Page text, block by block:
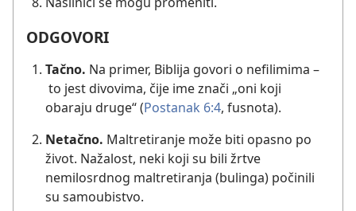
ODGOVORI
Tačno. Na primer, Biblija govori o nefilimima –
to jest divovima, čije ime znači „oni koji
obaraju druge“ ​(Postanak 6:4, fusnota).
Netačno. Maltretiranje može biti opasno po
život. Nažalost, neki koji su bili žrtve
nemilosrdnog maltretiranja (bulinga) počinili
su samoubistvo.